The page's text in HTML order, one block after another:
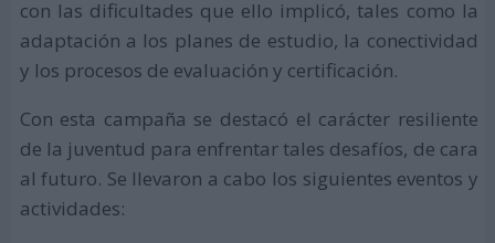
con las dificultades que ello implicó, tales como la
adaptación a los planes de estudio, la conectividad
y los procesos de evaluación y certificación.
Con esta campaña se destacó el carácter resiliente
de la juventud para enfrentar tales desafíos, de cara
al futuro. Se llevaron a cabo los siguientes eventos y
actividades: